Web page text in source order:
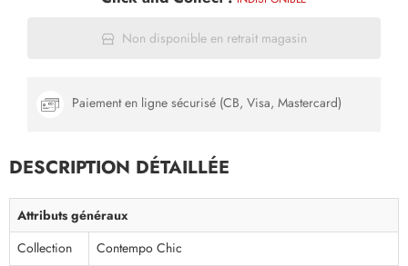
Non disponible en retrait magasin
Paiement en ligne sécurisé (CB, Visa, Mastercard)
DESCRIPTION DÉTAILLÉE
Attributs généraux
Collection Contempo Chic